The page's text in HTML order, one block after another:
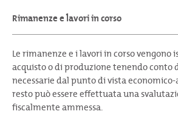
Rimanenze e lavori in corso
Le rimanenze e i lavori in corso vengono
acquisto o di produzione tenendo conto
necessarie dal punto di vista economico-
resto può essere effettuata una
fiscalmente ammessa.